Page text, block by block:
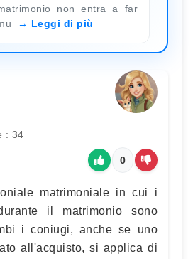
non entra a far
Leggi di più
: 34
0
matrimoniale in cui i
il matrimonio sono
i coniugi, anche se uno
all'acquisto, si applica di